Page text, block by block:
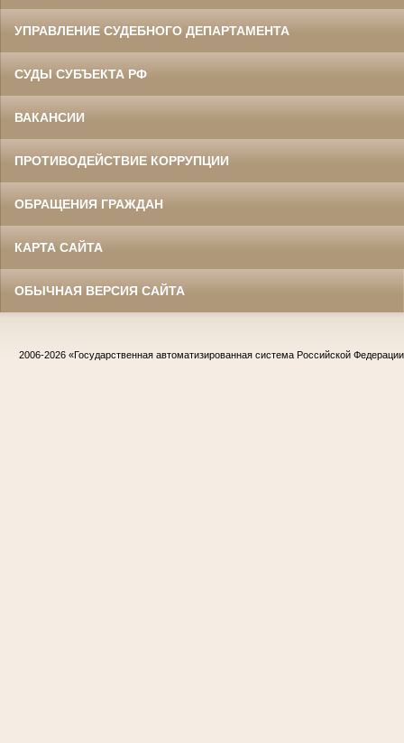
УПРАВЛЕНИЕ СУДЕБНОГО ДЕПАРТАМЕНТА
СУДЫ СУБЪЕКТА РФ
ВАКАНСИИ
ПРОТИВОДЕЙСТВИЕ КОРРУПЦИИ
ОБРАЩЕНИЯ ГРАЖДАН
КАРТА САЙТА
ОБЫЧНАЯ ВЕРСИЯ САЙТА
2006-2026 «Государственная автоматизированная система Российской